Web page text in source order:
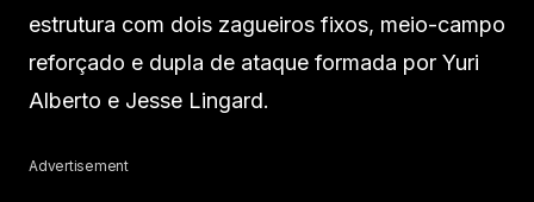
estrutura com dois zagueiros fixos, meio-campo
reforçado e dupla de ataque formada por Yuri
Alberto e Jesse Lingard.
Advertisement